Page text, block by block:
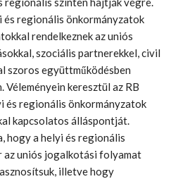
és regionális önkormányzatok
rendelkeznek az uniós
szociális partnerekkel, civil
szoros együttműködésben
keresztül az RB
és regionális önkormányzatok
kapcsolatos álláspontját.
hogy a helyi és regionális
az uniós jogalkotási folyamat
illetve hogy